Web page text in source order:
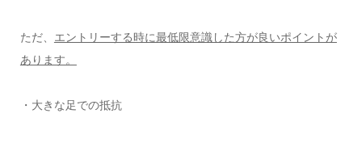
ただ、 エントリーする時に最低限意識した方が良いポイントが
あります。
・大きな足での抵抗